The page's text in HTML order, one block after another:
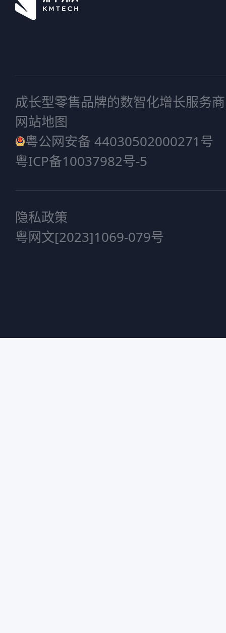
成长型零售品牌的数智化增长服务商
网站地图
粤公网安备 44030502000271号
粤ICP备10037982号-5
隐私政策
粤网文[2023]1069-079号